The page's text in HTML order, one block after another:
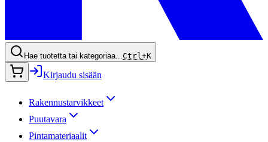
Hae tuotetta tai kategoriaa...Ctrl+K
Kirjaudu sisään
Rakennustarvikkeet
Puutavara
Pintamateriaalit